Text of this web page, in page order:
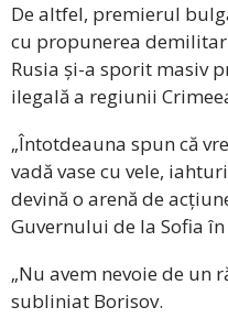
De altfel, premierul
cu propunerea
Rusia și-a sporit masiv
ilegală a regiunii
„Întotdeauna spun că
vadă vase cu vele,
devină o arenă de
Guvernului de la Sofia
„Nu avem nevoie de un
subliniat Borisov.